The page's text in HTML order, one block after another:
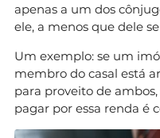
apenas a um dos
ele, a menos que dele
Um exemplo: se um
membro do casal está
para proveito de
pagar por essa renda é